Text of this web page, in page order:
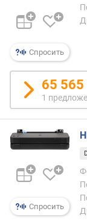
р
о
т
ь
п
е
ч
а
и
(
м
²
)
Спросить
65 565
1
Спросить